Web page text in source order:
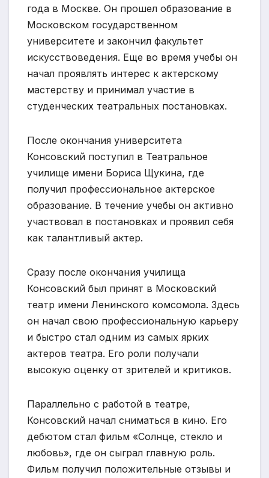
года в Москве. Он прошел образование в
Московском государственном
университете и закончил факультет
искусствоведения. Еще во время учебы он
начал проявлять интерес к актерскому
мастерству и принимал участие в
студенческих театральных постановках.
После окончания университета
Консовский поступил в Театральное
училище имени Бориса Щукина, где
получил профессиональное актерское
образование. В течение учебы он активно
участвовал в постановках и проявил себя
как талантливый актер.
Сразу после окончания училища
Консовский был принят в Московский
театр имени Ленинского комсомола. Здесь
он начал свою профессиональную карьеру
и быстро стал одним из самых ярких
актеров театра. Его роли получали
высокую оценку от зрителей и критиков.
Параллельно с работой в театре,
Консовский начал сниматься в кино. Его
дебютом стал фильм «Солнце, стекло и
любовь», где он сыграл главную роль.
Фильм получил положительные отзывы и